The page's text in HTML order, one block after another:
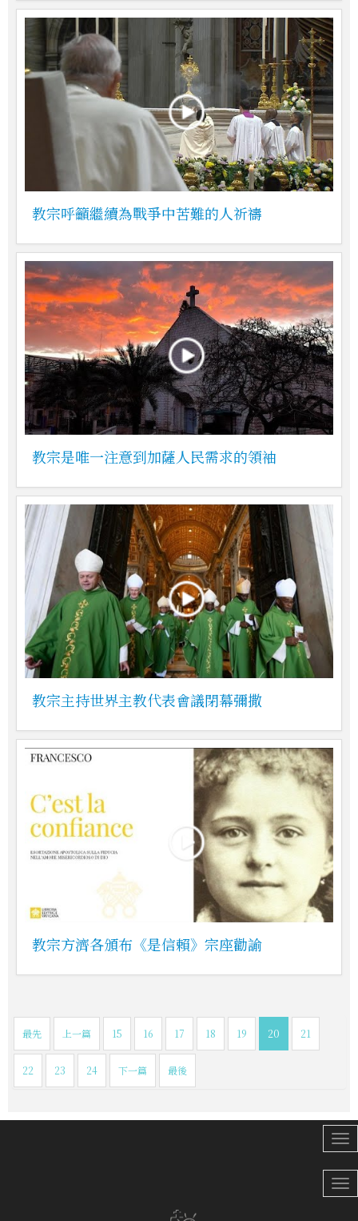
教宗呼籲繼續為戰爭中苦難的人祈禱
教宗是唯一注意到加薩人民需求的領袖
教宗主持世界主教代表會議閉幕彌撒
教宗方濟各頒布《是信賴》宗座勸諭
最先 上一篇 15 16 17 18 19 20 21
22 23 24 下一篇 最後